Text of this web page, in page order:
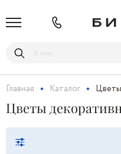
Главная Каталог
Цветы